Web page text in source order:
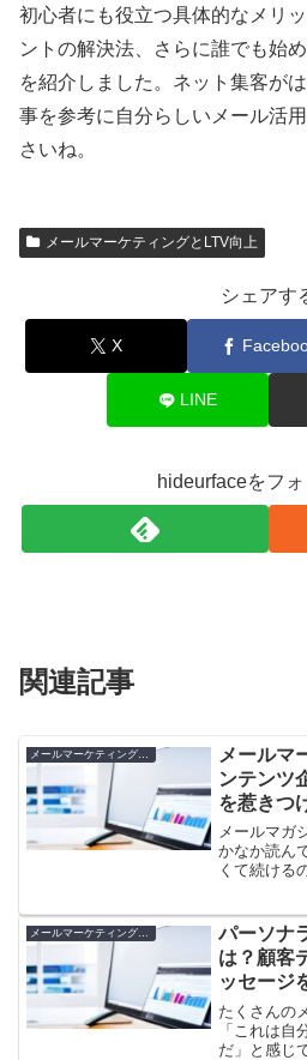
初心者にも役立つ具体的なメリ
ントの解決法、さらに誰でも始
を紹介しました。ネット集客が
事を参考に自分らしいメール活
さいね。
メールマーケティングとLTV向上
シェアす
X
LINE
hideurfaceをフ
関連記事
メールマ
ンテンツ
を惹きつ
メールマガ
かなか読ん
くて続ける
ありません
を持っても
メールマーケティングとLTV向上
パーソナ
は？顧客
ッセージ
たくさんの
「これは自
だ」と感じ